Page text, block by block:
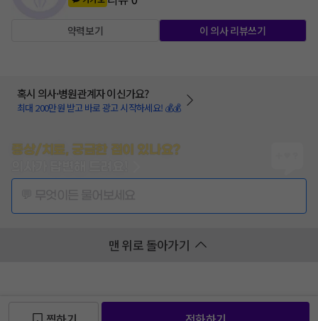
약력보기 이 의사 리뷰쓰기
혹시 의사·병원관계자 이신가요?
최대 200만원 받고 바로 광고 시작하세요! 💰💰
증상/치료, 궁금한 점이 있나요?
맨 위로 돌아가기